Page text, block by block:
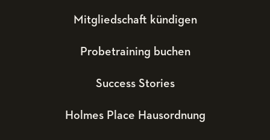
Mitgliedschaft kündigen
Probetraining buchen
Success Stories
Holmes Place Hausordnung